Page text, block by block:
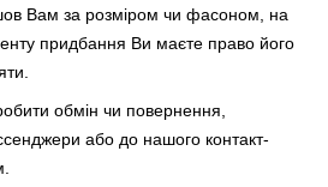
Вам за розміром чи фасоном, на
придбання Ви маєте право його
обмін чи повернення,
або до нашого контакт-